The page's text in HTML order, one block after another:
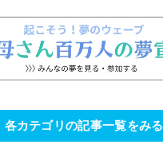
各カテゴリの記事一覧をみる